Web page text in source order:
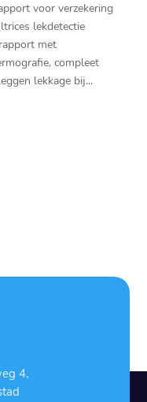
voor verzekering
lekdetectie
met
compleet
lekkage bij...
4,